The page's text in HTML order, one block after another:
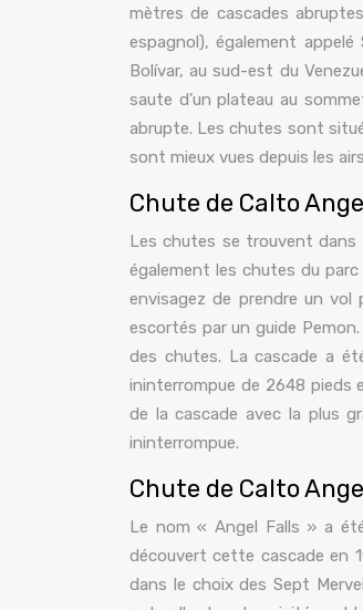
mètres de cascades
espagnol), également
Bolívar, au sud-est du
saute d’un plateau au
abrupte. Les chutes sont
sont mieux vues depuis les
Chute de Calto
Les chutes se trouvent
également les chutes du
envisagez de prendre un
escortés par un guide
des chutes. La cascade a
ininterrompue de 2648 pieds
de la cascade avec la plus
ininterrompue.
Chute de Calto
Le nom « Angel Falls » a
découvert cette cascade en
dans le choix des Sept